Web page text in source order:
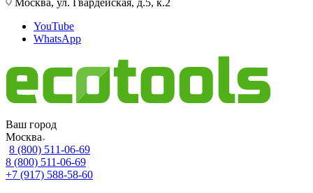
Москва, ул. Гвардейская, д.5, к.2
YouTube
WhatsApp
Ваш город
Москва
8 (800) 511-06-69
8 (800) 511-06-69
+7 (917) 588-58-60